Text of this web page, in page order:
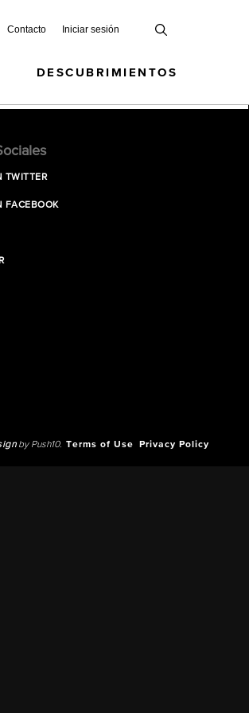
Contacto Iniciar sesión
DESCUBRIMIENTOS
TWITTER
FACEBOOK
by Push10. Terms of Use Privacy Policy